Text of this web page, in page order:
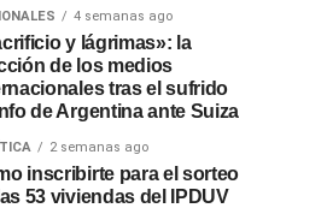
4 semanas ago
y lágrimas»: la
de los medios
tras el sufrido
de Argentina ante Suiza
2 semanas ago
inscribirte para el sorteo
53 viviendas del IPDUV